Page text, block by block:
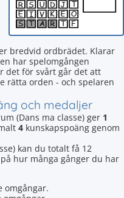
bredvid ordbrädet. Klarar
har spelomgången
det för svårt går det att
rätta orden - och spelaren
och medaljer
(Dans ma classe) ger 1
4 kunskapspoäng genom
kan du totalt få 12
hur många gånger du har
omgångar.